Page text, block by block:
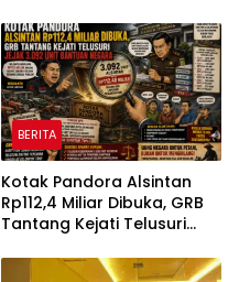
Kemajuan Migas Aceh
BERITA
Kotak Pandora Alsintan
Rp112,4 Miliar Dibuka, GRB
Tantang Kejati Telusuri
Negara